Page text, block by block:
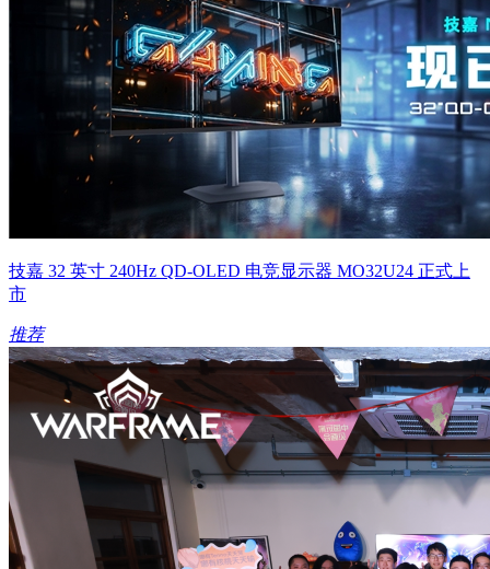
技嘉 32 英寸 240Hz QD-OLED 电竞显示器 MO32U24 正式上
市
推荐